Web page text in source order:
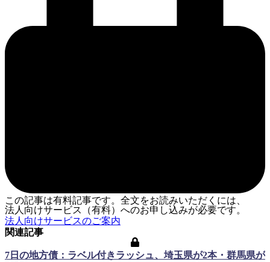
この記事は有料記事です。全文をお読みいただくには、
法人向けサービス（有料）へのお申し込みが必要です。
法人向けサービスのご案内
関連記事
7日の地方債：ラベル付きラッシュ、埼玉県が2本・群馬県が